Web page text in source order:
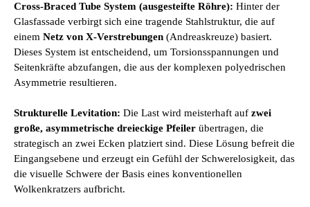
Cross-Braced Tube System (ausgesteifte Röhre): Hinter der
Glasfassade verbirgt sich eine tragende Stahlstruktur, die auf
einem Netz von X-Verstrebungen (Andreaskreuze) basiert.
Dieses System ist entscheidend, um Torsionsspannungen und
Seitenkräfte abzufangen, die aus der komplexen polyedrischen
Asymmetrie resultieren.
Strukturelle Levitation: Die Last wird meisterhaft auf zwei
große, asymmetrische dreieckige Pfeiler übertragen, die
strategisch an zwei Ecken platziert sind. Diese Lösung befreit die
Eingangsebene und erzeugt ein Gefühl der Schwerelosigkeit, das
die visuelle Schwere der Basis eines konventionellen
Wolkenkratzers aufbricht.